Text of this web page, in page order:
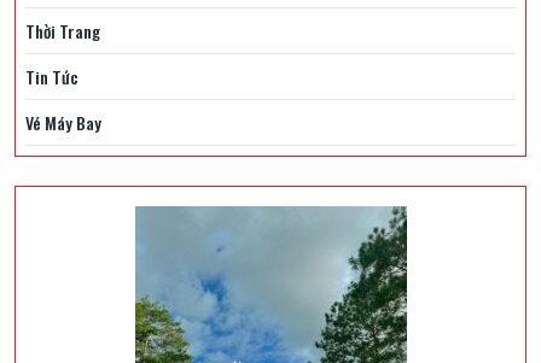
Thời Trang
Tin Tức
Vé Máy Bay